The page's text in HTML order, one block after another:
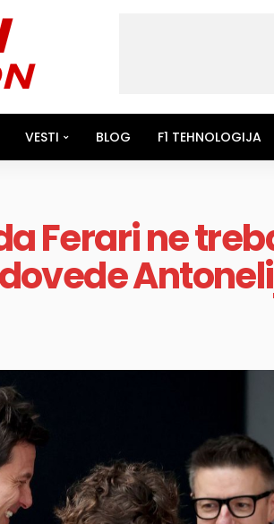
VESTI BLOG F1 TEHNOLOGIJA
Ferari ne